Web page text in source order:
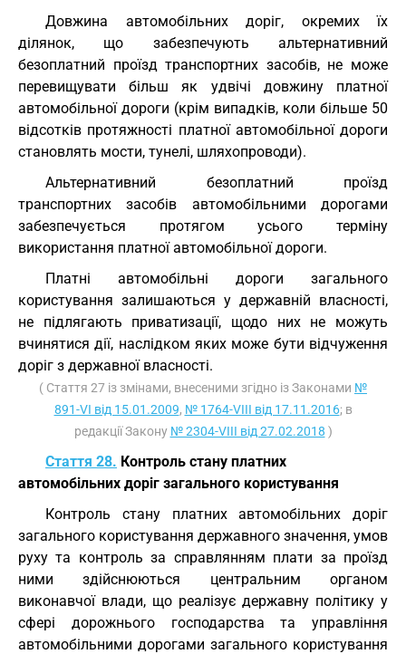
Довжина автомобільних доріг, окремих їх
ділянок, що забезпечують альтернативний
безоплатний проїзд транспортних засобів, не може
перевищувати більш як удвічі довжину платної
автомобільної дороги (крім випадків, коли більше 50
відсотків протяжності платної автомобільної дороги
становлять мости, тунелі, шляхопроводи).
Альтернативний безоплатний проїзд
транспортних засобів автомобільними дорогами
забезпечується протягом усього терміну
використання платної автомобільної дороги.
Платні автомобільні дороги загального
користування залишаються у державній власності,
не підлягають приватизації, щодо них не можуть
вчинятися дії, наслідком яких може бути відчуження
доріг з державної власності.
( Стаття 27 із змінами, внесеними згідно із Законами №
891-VI від 15.01.2009, № 1764-VIII від 17.11.2016; в
редакції Закону № 2304-VIII від 27.02.2018 )
Стаття 28. Контроль стану платних
автомобільних доріг загального користування
Контроль стану платних автомобільних доріг
загального користування державного значення, умов
руху та контроль за справлянням плати за проїзд
ними здійснюються центральним органом
виконавчої влади, що реалізує державну політику у
сфері дорожнього господарства та управління
автомобільними дорогами загального користування